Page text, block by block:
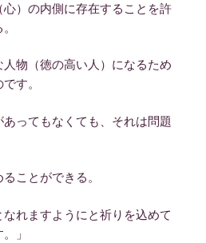
心）の内側に存在することを許
物（徳の高い人）になるため
す。
ってもなくても、それは問題
ことができる。
れますようにと祈りを込めて
」